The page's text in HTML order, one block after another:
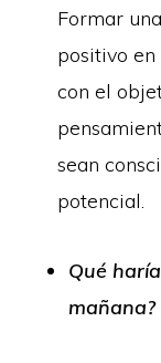
Formar
positivo
con el
sean
potencial.
Qué
mañana?